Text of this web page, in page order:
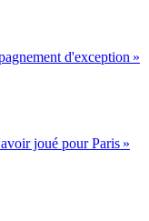
d'exception »
joué pour Paris »